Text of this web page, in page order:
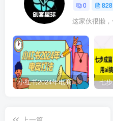
0 828
这家伙很懒
小红书2024年电商打法，手把手教你如何打爆小红书店铺